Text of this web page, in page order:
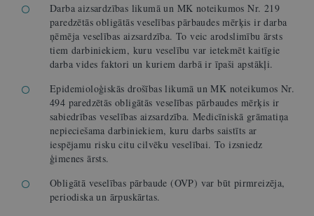
Darba aizsardzības likumā un MK noteikumos Nr. 219
paredzētās obligātās veselības pārbaudes mērķis ir darba
ņēmēja veselības aizsardzība. To veic arodslimību ārsts
tiem darbiniekiem, kuru veselību var ietekmēt kaitīgie
darba vides faktori un kuriem darbā ir īpaši apstākļi.
Epidemioloģiskās drošības likumā un MK noteikumos Nr.
494 paredzētās obligātās veselības pārbaudes mērķis ir
sabiedrības veselības aizsardzība. Medicīniskā grāmatiņa
nepieciešama darbiniekiem, kuru darbs saistīts ar
iespējamu risku citu cilvēku veselībai. To izsniedz
ģimenes ārsts.
Obligātā veselības pārbaude (OVP) var būt pirmreizēja,
periodiska un ārpuskārtas.